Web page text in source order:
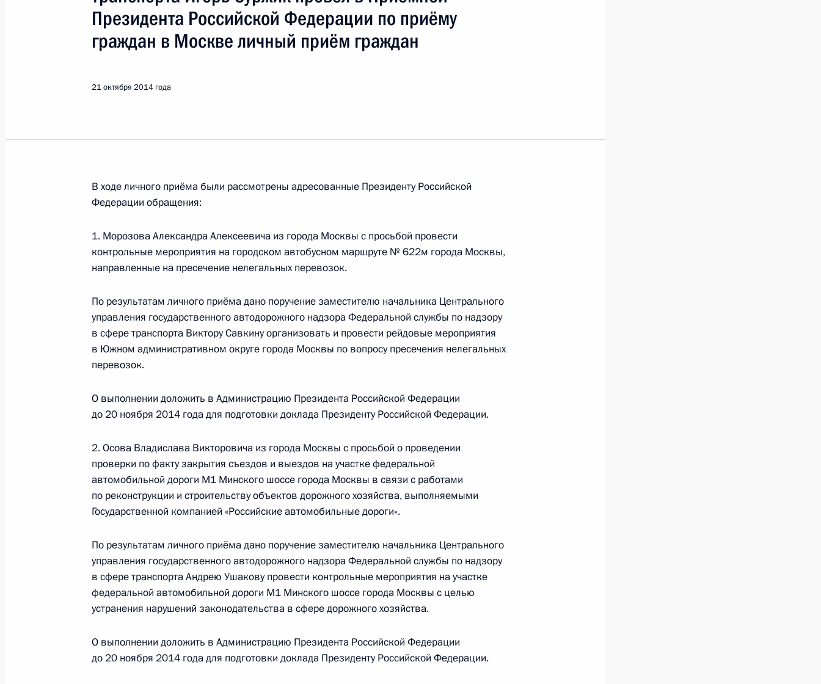
22 октября 2014 года, среда
в Ставропольском крае мобильной приёмной Президента
конференц-связи жительницы Пермского края, проведённого по поручению
Президента Российской Федерации помощником Президента Российской
по приёму граждан в Москве 16 октября 2012 года
22 октября 2014 года, 18:19
О ходе исполнения поручения, данного по итогам личного приёма в режиме видео-
конференц-связи жительницы Краснодарского края, проведённого по поручению
Президента Российской Федерации начальником Управления Президента
Российской Федерации по работе с обращениями граждан и организаций
Михаилом Михайловским в Приёмной Президента Российской Федерации
по приёму граждан в Москве 27 декабря 2012 года
22 октября 2014 года, 18:17
О ходе исполнения поручения, данного по итогам личного приёма в режиме видео-
конференц-связи жительницы Нижегородской области, проведённого по поручению
Президента Российской Федерации начальником Управления Президента
Российской Федерации по применению информационных технологий и развитию
Федерации по приёму граждан в Москве 13 ноября 2013 года
22 октября 2014 года, 18:15
конференц-связи жительницы Калужской области, проведённого по поручению
Президента Российской Федерации советником Президента Российской Федерации
Президента Российской Федерации по приёму
граждан в Москве личный приём граждан
21 октября 2014 года
В ходе личного приёма были рассмотрены адресованные Президенту Российской
Федерации обращения:
1. Морозова Александра Алексеевича из города Москвы с просьбой провести
контрольные мероприятия на городском автобусном маршруте № 622м города Москвы,
направленные на пресечение нелегальных перевозок.
По результатам личного приёма дано поручение заместителю начальника Центрального
управления государственного автодорожного надзора Федеральной службы по надзору
в сфере транспорта Виктору Савкину организовать и провести рейдовые мероприятия
в Южном административном округе города Москвы по вопросу пресечения нелегальных
перевозок.
О выполнении доложить в Администрацию Президента Российской Федерации
до 20 ноября 2014 года для подготовки доклада Президенту Российской Федерации.
2. Осова Владислава Викторовича из города Москвы с просьбой о проведении
проверки по факту закрытия съездов и выездов на участке федеральной
автомобильной дороги М1 Минского шоссе города Москвы в связи с работами
по реконструкции и строительству объектов дорожного хозяйства, выполняемыми
Государственной компанией «Российские автомобильные дороги».
По результатам личного приёма дано поручение заместителю начальника Центрального
управления государственного автодорожного надзора Федеральной службы по надзору
в сфере транспорта Андрею Ушакову провести контрольные мероприятия на участке
федеральной автомобильной дороги М1 Минского шоссе города Москвы с целью
устранения нарушений законодательства в сфере дорожного хозяйства.
О выполнении доложить в Администрацию Президента Российской Федерации
до 20 ноября 2014 года для подготовки доклада Президенту Российской Федерации.